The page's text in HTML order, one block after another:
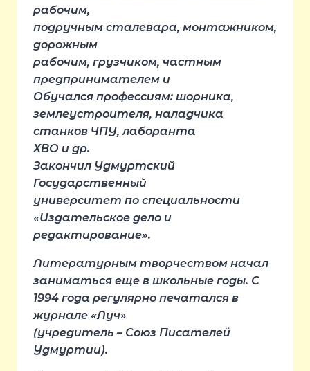
рабочим,
подручным сталевара, монтажником,
дорожным
рабочим, грузчиком, частным
предпринимателем и
Обучался профессиям: шорника,
землеустроителя, наладчика
станков ЧПУ, лаборанта
ХВО и др.
Закончил Удмуртский
Государственный
университет по специальности
«Издательское дело и
редактирование».
Литературным творчеством начал
заниматься еще в школьные годы. С
1994 года регулярно печатался в
журнале «Луч»
(учредитель – Союз Писателей
Удмуртии).